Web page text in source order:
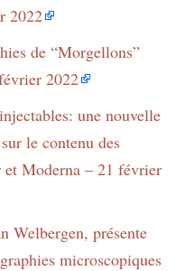
2022
de “Morgellons”
2022
une nouvelle
le contenu des
et Moderna – 21 février
Welbergen, présente
microscopiques